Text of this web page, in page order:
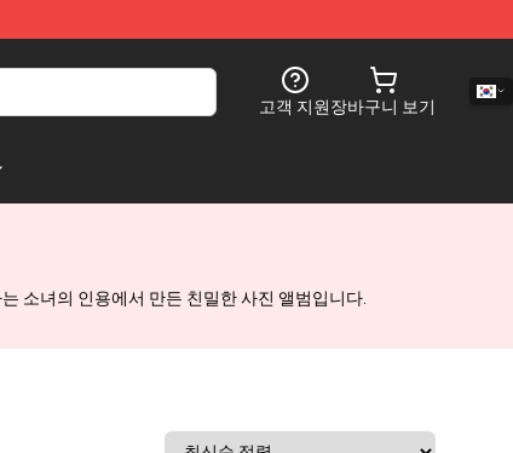
고객 지원장바구니 보기
소녀의 인용에서 만든 친밀한 사진 앨범입니다.